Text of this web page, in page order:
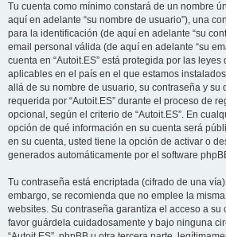
Tu cuenta como mínimo constará de un nombre
aquí en adelante “su nombre de usuario”), una
para la identificación (de aquí en adelante “su
email personal válida (de aquí en adelante “su
cuenta en “Autoit.ES” está protegida por las
aplicables en el país en el que estamos
allá de su nombre de usuario, su contraseña y su
requerida por “Autoit.ES” durante el proceso de
opcional, según el criterio de “Autoit.ES”. En
opción de qué información en su cuenta será
en su cuenta, usted tiene la opción de activar o
generados automáticamente por el software
Tu contraseña está encriptada (cifrado de una
embargo, se recomienda que no emplee la
websites. Su contraseña garantiza el acceso a su
favor guárdela cuidadosamente y bajo ninguna